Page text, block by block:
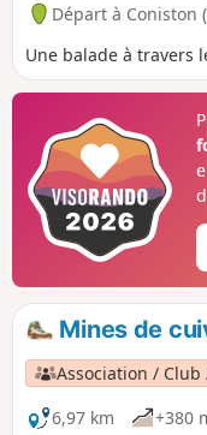
Départ à Coniston
Une balade à travers
Mines de
Association / Club
6,97 km
+380